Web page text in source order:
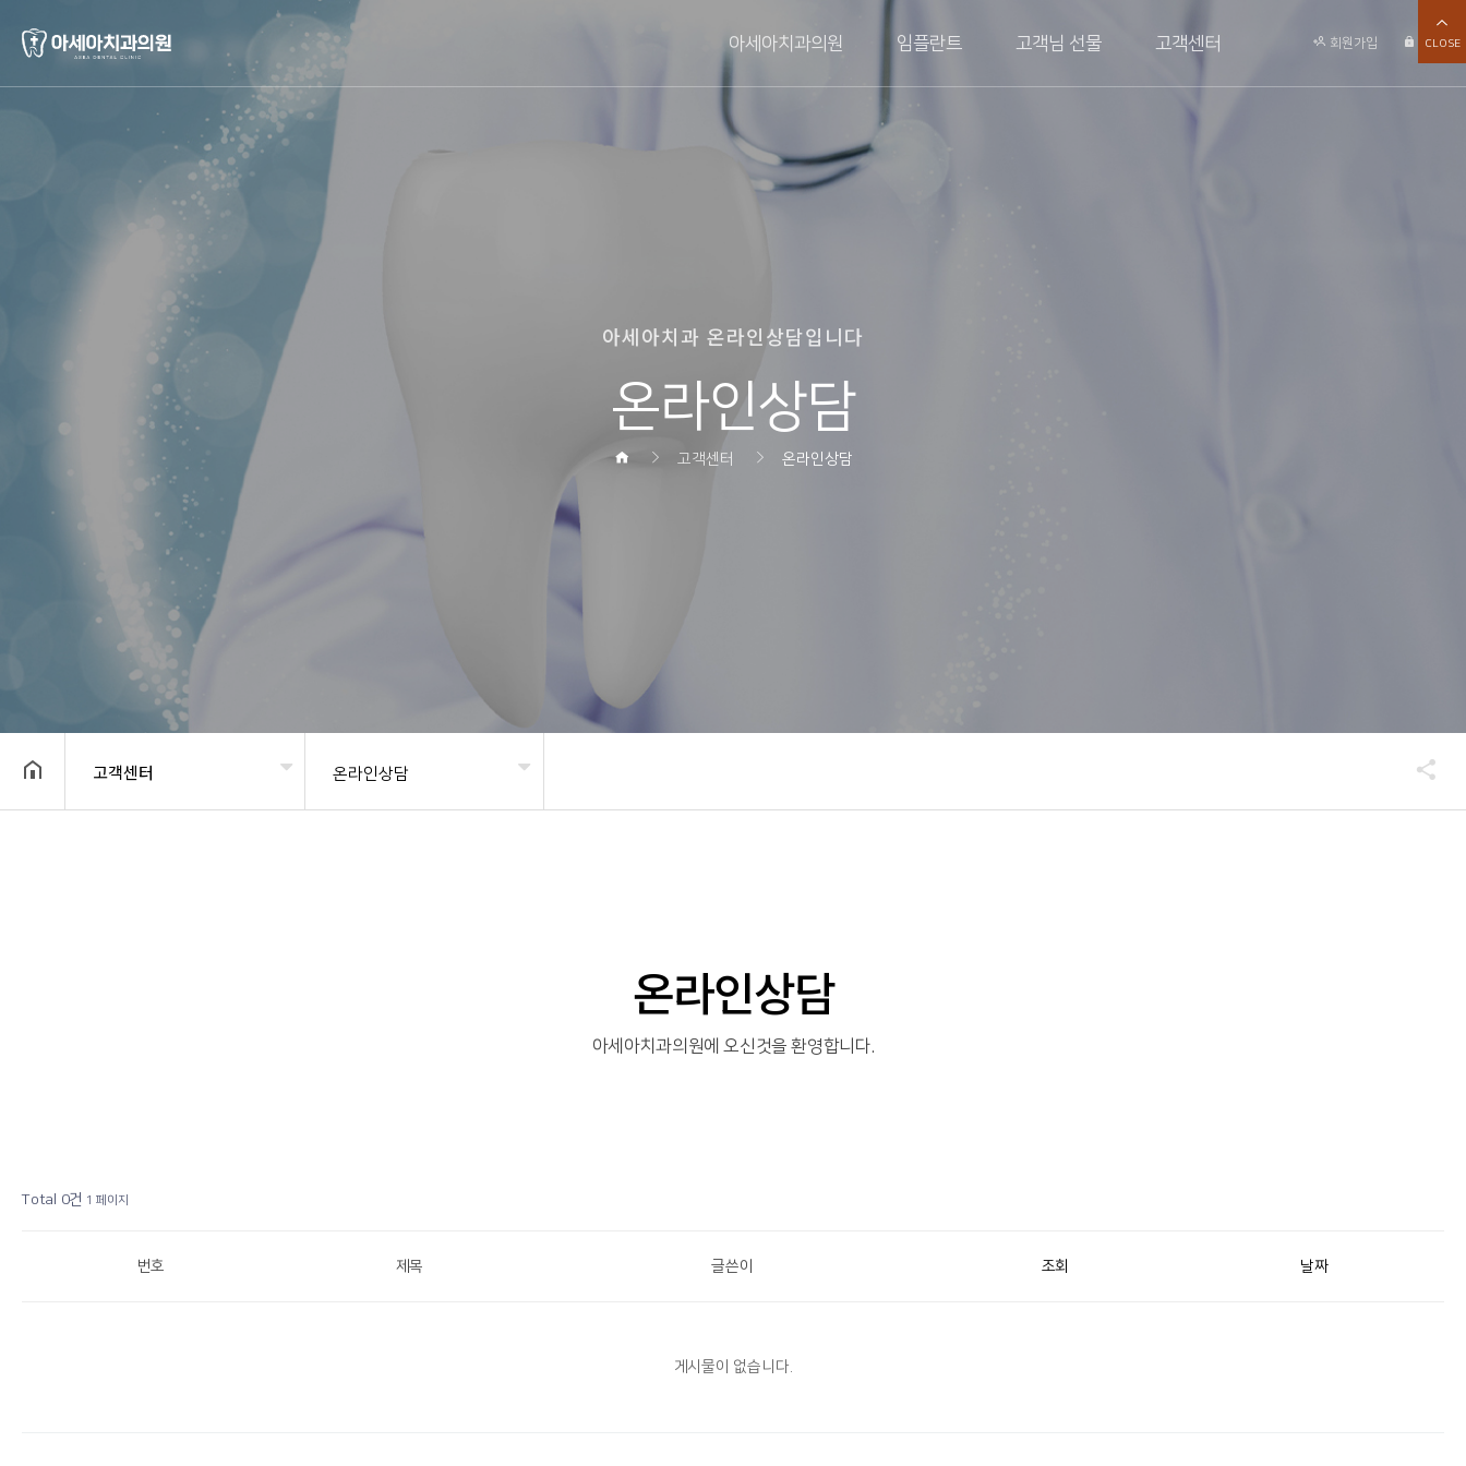
CLOSE
아세아치과의원 임플란트 고객님 선물 고객센터 회원가입 로그인
아세아치과 온라인상담입니다
온라인상담
고객센터 온라인상담
고객센터 온라인상담
온라인상담
아세아치과의원에 오신것을 환영합니다.
Total 0건 1 페이지
번호 제목 글쓴이 조회 날짜
게시물이 없습니다.